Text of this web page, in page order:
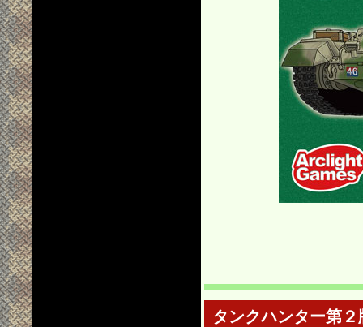
タンクハンター第２